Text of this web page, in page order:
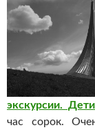
экскурсии.
час сорок.